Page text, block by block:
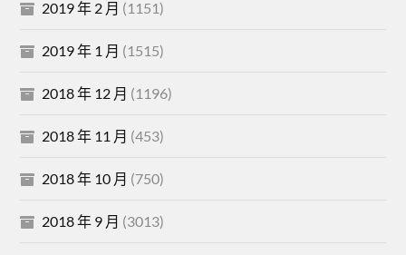
2019 年 2 月 (1151)
2019 年 1 月 (1515)
2018 年 12 月 (1196)
2018 年 11 月 (453)
2018 年 10 月 (750)
2018 年 9 月 (3013)